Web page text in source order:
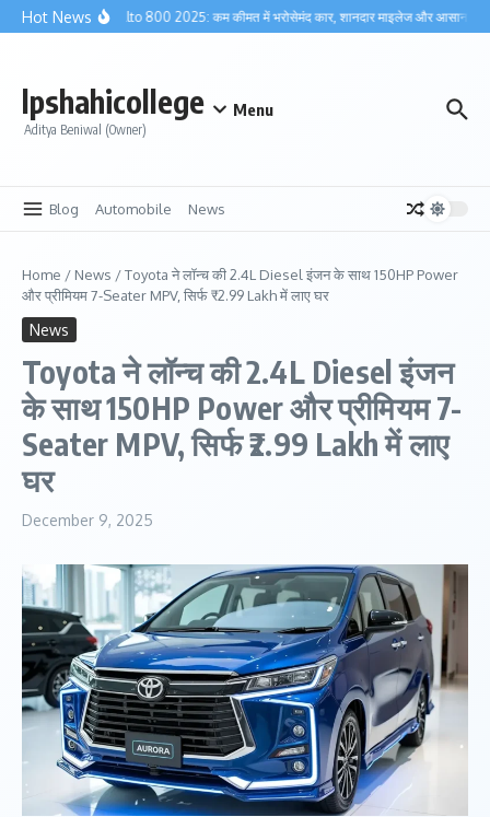
Skip to content
Hot NewsMaruti Alto 800 2025: कम कीमत में भरोसेमंद कार, शानदार माइलेज और आसान
lpshahicollege
Aditya Beniwal (Owner)
Menu
Blog Automobile News
Home / News /Toyota ने लॉन्च की 2.4L Diesel इंजन के साथ 150HP Power
और प्रीमियम 7-Seater MPV, सिर्फ ₹2.99 Lakh में लाए घर
News
Toyota ने लॉन्च की 2.4L Diesel इंजन
के साथ 150HP Power और प्रीमियम 7-
Seater MPV, सिर्फ ₹2.99 Lakh में लाए
घर
December 9, 2025